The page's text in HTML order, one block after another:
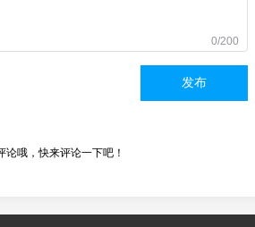
0/200
发布
论哦，快来评论一下吧！